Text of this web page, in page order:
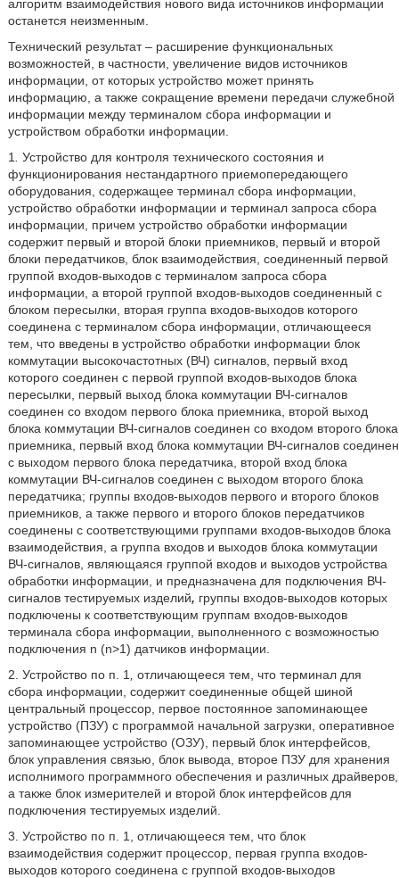
алгоритм взаимодействия нового вида источников информации
останется неизменным.
Технический результат – расширение функциональных
возможностей, в частности, увеличение видов источников
информации, от которых устройство может принять
информацию, а также сокращение времени передачи служебной
информации между терминалом сбора информации и
устройством обработки информации.
1
Устройство для контроля технического состояния и
функционирования нестандартного приемопередающего
оборудования, содержащее терминал сбора информации,
устройство обработки информации и терминал запроса сбора
информации, причем устройство обработки информации
содержит первый и второй блоки приемников, первый и второй
блоки передатчиков, блок взаимодействия, соединенный первой
группой входов-выходов с терминалом запроса сбора
информации, а второй группой входов-выходов соединенный с
блоком пересылки, вторая группа входов-выходов которого
соединена с терминалом сбора информации, отличающееся
тем, что введены в устройство обработки информации блок
коммутации высокочастотных (ВЧ) сигналов, первый вход
которого соединен с первой группой входов-выходов блока
пересылки, первый выход блока коммутации ВЧ-сигналов
соединен со входом первого блока приемника, второй выход
блока коммутации ВЧ-сигналов соединен со входом второго блока
приемника, первый вход блока коммутации ВЧ-сигналов соединен
с выходом первого блока передатчика, второй вход блока
коммутации ВЧ-сигналов соединен с выходом второго блока
передатчика; группы входов-выходов первого и второго блоков
приемников, а также первого и второго блоков передатчиков
соединены с соответствующими группами входов-выходов блока
взаимодействия, а группа входов и выходов блока коммутации
ВЧ-сигналов, являющаяся группой входов и выходов устройства
обработки информации, и предназначена для подключения ВЧ-
сигналов тестируемых изделий, группы входов-выходов которых
подключены к соответствующим группам входов-выходов
терминала сбора информации, выполненного с возможностью
подключения n (n>1) датчиков информации.
2. Устройство по п. 1
отличающееся тем, что терминал для
сбора информации, содержит соединенные общей шиной
центральный процессор, первое постоянное запоминающее
устройство (ПЗУ) с программой начальной загрузки, оперативное
запоминающее устройство (ОЗУ), первый блок интерфейсов,
блок управления связью, блок вывода, второе ПЗУ для хранения
исполнимого программного обеспечения и различных драйверов,
а также блок измерителей и второй блок интерфейсов для
подключения тестируемых изделий.
3. Устройство по п. 1,
отличающееся тем, что блок
взаимодействия содержит процессор, первая группа входов-
выходов которого соединена с группой входов-выходов